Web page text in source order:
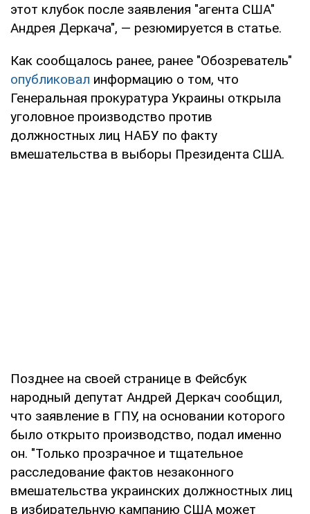
этот клубок после заявления "агента США"
Андрея Деркача", — резюмируется в статье.
Как сообщалось ранее, ранее "Обозреватель"
опубликовал информацию о том, что
Генеральная прокуратура Украины открыла
уголовное производство против
должностных лиц НАБУ по факту
вмешательства в выборы Президента США.
Позднее на своей странице в Фейсбук
народный депутат Андрей Деркач сообщил,
что заявление в ГПУ, на основании которого
было открыто производство, подал именно
он. "Только прозрачное и тщательное
расследование фактов незаконного
вмешательства украинских должностных лиц
в избирательную кампанию США может